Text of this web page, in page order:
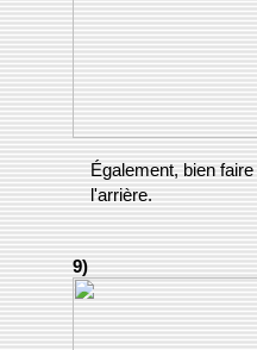
Également, bien
l'arrière.
9)